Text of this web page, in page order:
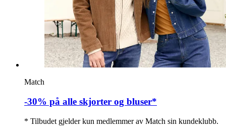
Match
-30% på alle skjorter og bluser*
* Tilbudet gjelder kun medlemmer av Match sin kundeklubb.